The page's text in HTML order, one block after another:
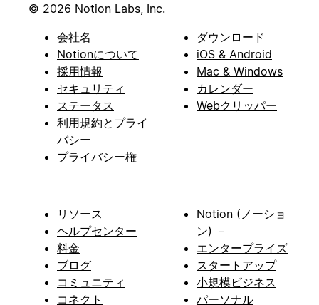
© 2026 Notion Labs, Inc.
会社名
Notionについて
採用情報
セキュリティ
ステータス
利用規約とプライ
バシー
プライバシー権
ダウンロード
iOS & Android
Mac & Windows
カレンダー
Webクリッパー
リソース
ヘルプセンター
料金
ブログ
コミュニティ
コネクト
Notion (ノーショ
ン) －
エンタープライズ
スタートアップ
小規模ビジネス
パーソナル